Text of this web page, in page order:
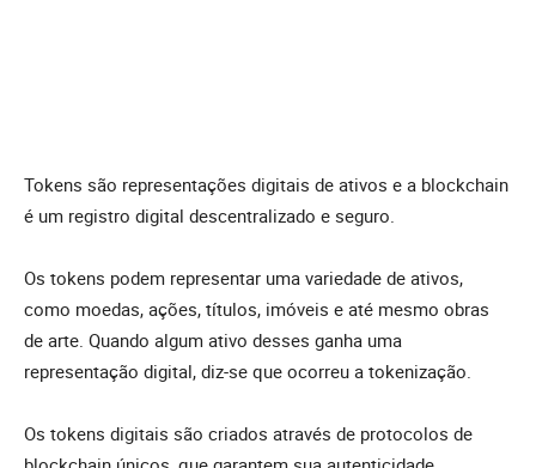
Tokens são representações digitais de ativos e a blockchain
é um registro digital descentralizado e seguro.
Os tokens podem representar uma variedade de ativos,
como moedas, ações, títulos, imóveis e até mesmo obras
de arte. Quando algum ativo desses ganha uma
representação digital, diz-se que ocorreu a tokenização.
Os tokens digitais são criados através de protocolos de